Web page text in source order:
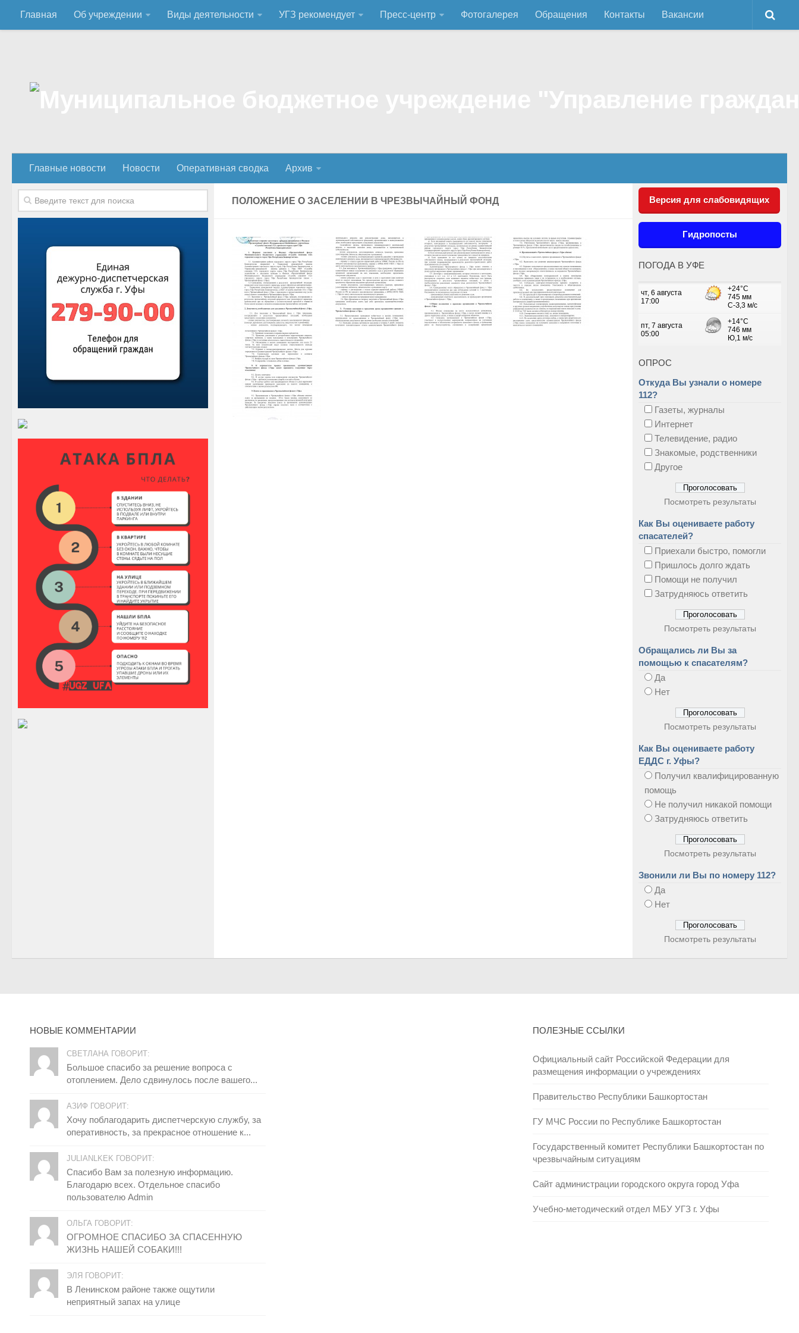
Главная Об учреждении Виды деятельности УГЗ рекомендует Пресс-центр Фотогалерея Обращения Контакты Вакансии
Главные новости Новости Оперативная сводка Архив
ПОЛОЖЕНИЕ О ЗАСЕЛЕНИИ В ЧРЕЗВЫЧАЙНЫЙ ФОНД Версия для слабовидящих
Гидропосты
ПОГОДА В УФЕ
ОПРОС
Откуда Вы узнали о номере
112?
Газеты, журналы
Интернет
Телевидение, радио
Знакомые, родственники
Другое
Посмотреть результаты
Как Вы оцениваете работу
спасателей?
Приехали быстро, помогли
Пришлось долго ждать
Помощи не получил
Затрудняюсь ответить
Посмотреть результаты
Обращались ли Вы за
помощью к спасателям?
Да
Нет
Посмотреть результаты
Как Вы оцениваете работу
ЕДДС г. Уфы?
Получил квалифицированную
помощь
Не получил никакой помощи
Затрудняюсь ответить
Посмотреть результаты
Звонили ли Вы по номеру 112?
Да
Нет
Посмотреть результаты
НОВЫЕ КОММЕНТАРИИ
СВЕТЛАНА ГОВОРИТ:
Большое спасибо за решение вопроса с
отоплением. Дело сдвинулось после вашего...
АЗИФ ГОВОРИТ:
Хочу поблагодарить диспетчерскую службу, за
оперативность, за прекрасное отношение к...
JULIANLKEK ГОВОРИТ:
Спасибо Вам за полезную информацию.
Благодарю всех. Отдельное спасибо
пользователю Admin
ОЛЬГА ГОВОРИТ:
ОГРОМНОЕ СПАСИБО ЗА СПАСЕННУЮ
ЖИЗНЬ НАШЕЙ СОБАКИ!!!
ЭЛЯ ГОВОРИТ:
В Ленинском районе также ощутили
неприятный запах на улице
ПОЛЕЗНЫЕ ССЫЛКИ
Официальный сайт Российской Федерации для
размещения информации о учреждениях
Правительство Республики Башкортостан
ГУ МЧС России по Республике Башкортостан
Государственный комитет Республики Башкортостан по
чрезвычайным ситуациям
Сайт администрации городского округа город Уфа
Учебно-методический отдел МБУ УГЗ г. Уфы